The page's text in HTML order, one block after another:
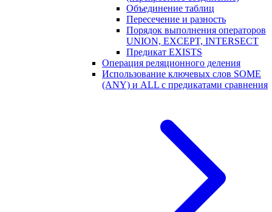
Объединение таблиц
Пересечение и разность
Порядок выполнения операторов
UNION, EXCEPT, INTERSECT
Предикат EXISTS
Операция реляционного деления
Использование ключевых слов SOME
(ANY) и ALL с предикатами сравнения